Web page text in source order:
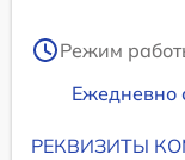
Режим
Ежедневно
РЕКВИЗИТЫ